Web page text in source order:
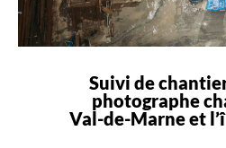
Suivi de
photographe
Val-de-Marne et